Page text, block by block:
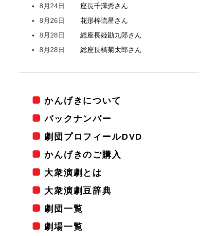
8月24日
座長千澤秀さん
8月26日
花形梓琉星さん
8月28日
総座長姫勘九郎さん
8月28日
総座長橘菊太郎さん
かんげきについて
バックナンバー
劇団プロフィールDVD
かんげきのご購入
大衆演劇とは
大衆演劇豆辞典
劇団一覧
劇場一覧